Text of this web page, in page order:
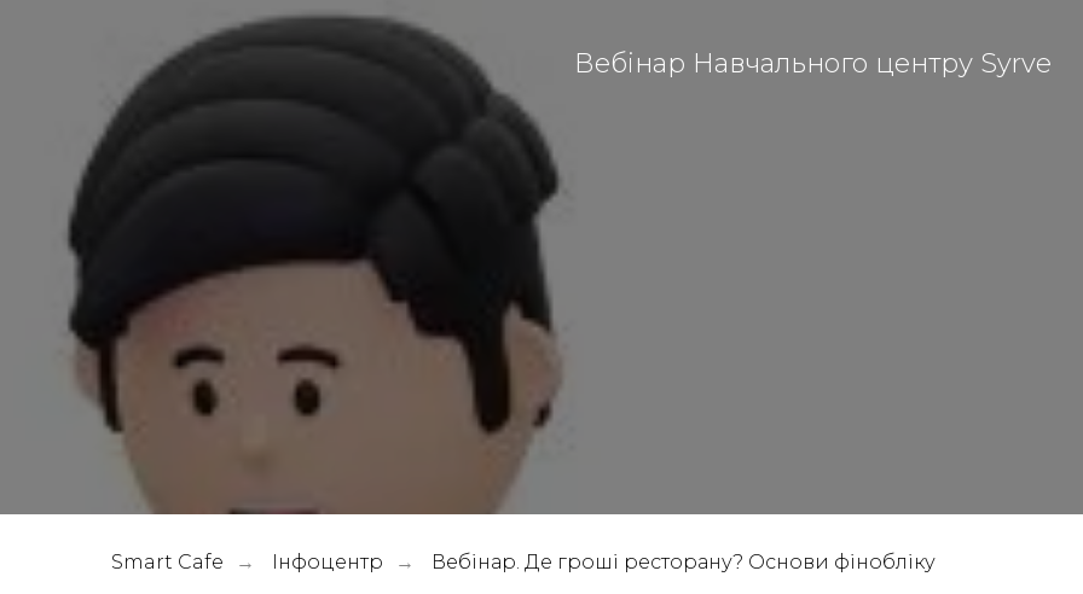
Вебінар Навчального центру Syrve
Smart Cafe → Інфоцентр → Вебінар. Де гроші ресторану? Основи фінобліку